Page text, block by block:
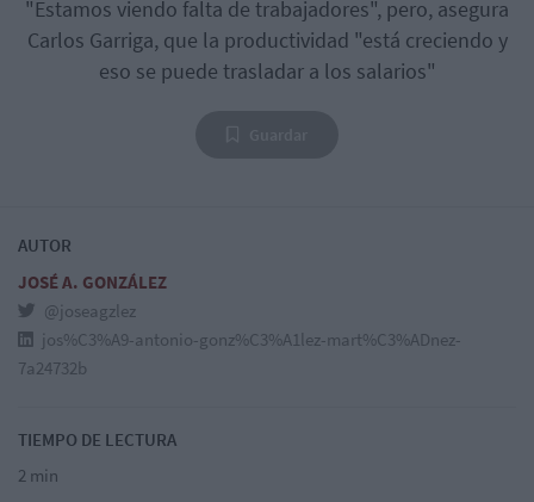
"Estamos viendo falta de trabajadores", pero, asegura
Carlos Garriga, que la productividad "está creciendo y
eso se puede trasladar a los salarios"
AUTOR
JOSÉ A. GONZÁLEZ
@joseagzlez
jos%C3%A9-antonio-gonz%C3%A1lez-mart%C3%ADnez-
7a24732b
TIEMPO DE LECTURA
2 min